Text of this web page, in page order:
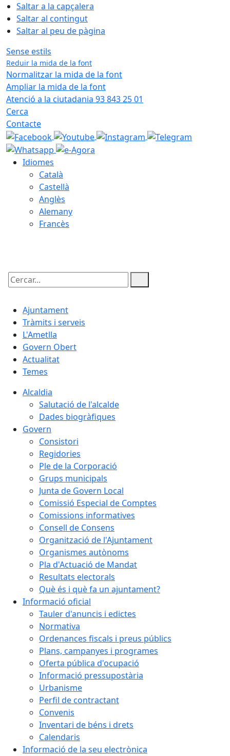
Saltar a la capçalera
Saltar al contingut
Saltar al peu de pàgina
Sense estils
Reduir la mida de la font
Normalitzar la mida de la font
Ampliar la mida de la font
Atenció a la ciutadania 93 843 25 01
Cerca
Contacte
Idiomes
Català
Castellà
Anglès
Alemany
Francès
Cercar:
Ajuntament
Tràmits i serveis
L'Ametlla
Govern Obert
Actualitat
Temes
Alcaldia
Salutació de l'alcalde
Dades biogràfiques
Govern
Consistori
Regidories
Ple de la Corporació
Grups municipals
Junta de Govern Local
Comissió Especial de Comptes
Comissions informatives
Consell de Consens
Organització de l'Ajuntament
Organismes autònoms
Pla d'Actuació de Mandat
Resultats electorals
Què és i què fa un ajuntament?
Informació oficial
Tauler d'anuncis i edictes
Normativa
Ordenances fiscals i preus públics
Plans, campanyes i programes
Oferta pública d'ocupació
Informació pressupostària
Urbanisme
Perfil de contractant
Convenis
Inventari de béns i drets
Calendaris
Informació de la seu electrònica